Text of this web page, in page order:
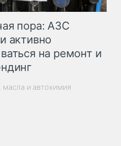
пора: АЗС
активно
на ремонт и
масла и автохимия